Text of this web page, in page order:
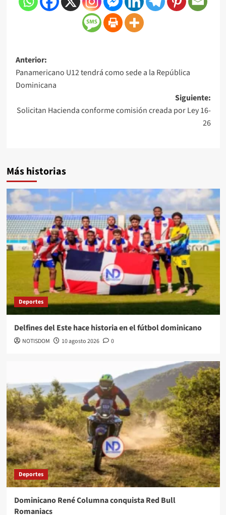
Anterior:
Panamericano U12 tendrá como sede a la República
Dominicana
Siguiente:
Solicitan Hacienda conforme comisión creada por Ley 16-
26
Más historias
Deportes
Delfines del Este hace historia en el fútbol dominicano
NOTISDOM 10 agosto 2026 0
Deportes
Dominicano René Columna conquista Red Bull
Romaniacs